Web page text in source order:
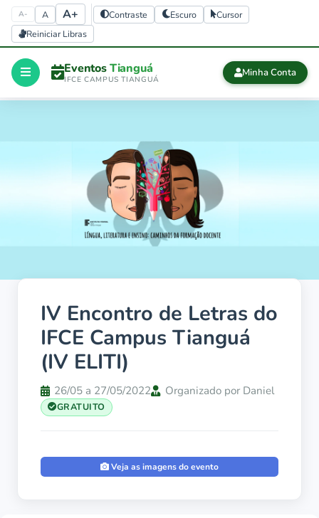
A- A A+ Contraste Escuro
Cursor
Reiniciar Libras
EventosTianguá
IFCE CAMPUS TIANGUÁ
Minha Conta
IV Encontro de Letras do
IFCE Campus Tianguá
(IV ELITI)
26/05 a 27/05/2022 Organizado por Daniel
GRATUITO
Veja as imagens do evento